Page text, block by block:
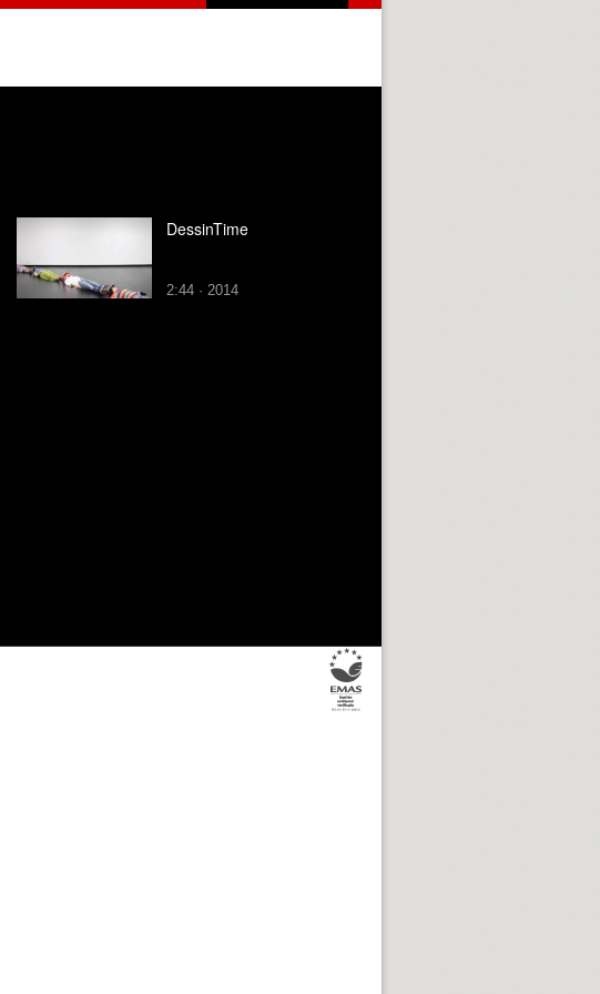
DessinTime
2:44 · 2014